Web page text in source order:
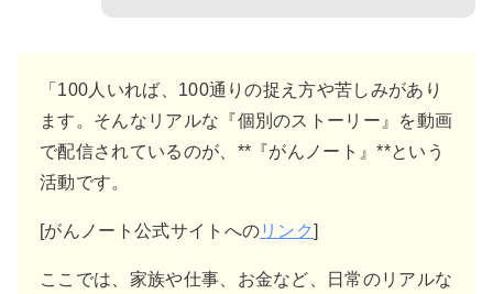
「100人いれば、100通りの捉え方や苦しみがあり
ます。そんなリアルな『個別のストーリー』を動画
で配信されているのが、**『がんノート』**という
活動です。
[がんノート公式サイトへのリンク]
ここでは、家族や仕事、お金など、日常のリアルな